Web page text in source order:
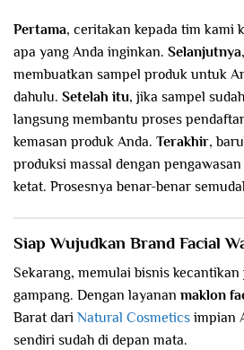
Pertama, ceritakan kepada tim kami
apa yang Anda inginkan. Selanjutnya
membuatkan sampel produk untuk
dahulu. Setelah itu, jika sampel
langsung membantu proses
kemasan produk Anda. Terakhir,
produksi massal dengan
ketat. Prosesnya benar-benar
Siap Wujudkan Brand Facial
Sekarang, memulai bisnis kecantikan
gampang. Dengan layanan maklon
Barat dari Natural Cosmetics impian
sendiri sudah di depan mata.